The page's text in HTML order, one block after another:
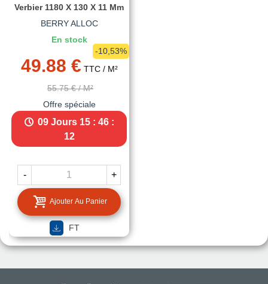
Verbier 1180 X 130 X 11 Mm
BERRY ALLOC
En stock
49.88 € TTC/ M²
55.75 € / M²
-10,53%
Offre spéciale
09 Jours 15 : 46 :
11
- +
Ajouter Au Panier
FT